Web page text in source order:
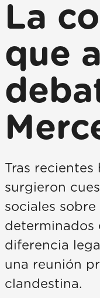
La
que
Tras recientes
surgieron
sociales
determinados
diferencia
una reunión
clandestina.